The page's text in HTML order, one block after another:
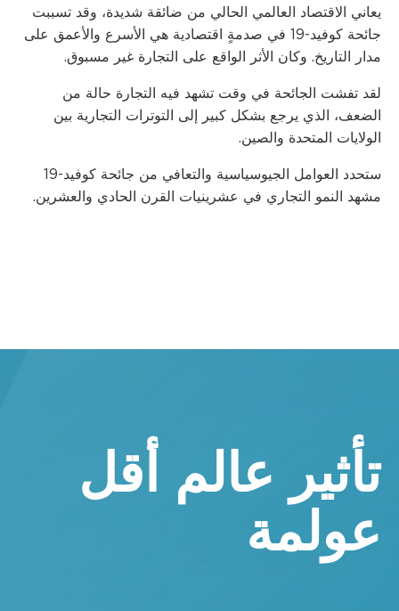
يعاني الاقتصاد العالمي الحالي من ضائقة شديدة، وقد تسببت
جائحة كوفيد-19 في صدمةٍ اقتصادية هي الأسرع والأعمق على
مدار التاريخ. وكان الأثر الواقع على التجارة غير مسبوق.
لقد تفشت الجائحة في وقت تشهد فيه التجارة حالة من
الضعف، الذي يرجع بشكل كبير إلى التوترات التجارية بين
الولايات المتحدة والصين.
ستحدد العوامل الجيوسياسية والتعافي من جائحة كوفيد-19
مشهد النمو التجاري في عشرينيات القرن الحادي والعشرين.
تأثير عالم أقل
عولمة